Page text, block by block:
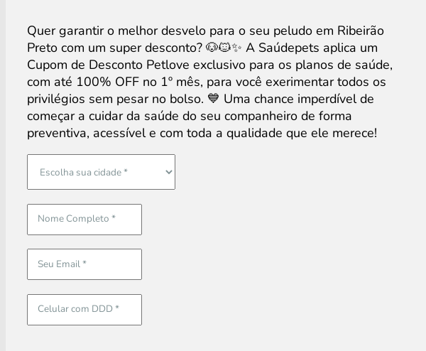
Quer garantir o melhor desvelo para o seu peludo em Ribeirão
Preto com um super desconto? 🐶🐱✨ A Saúdepets aplica um
Cupom de Desconto Petlove exclusivo para os planos de saúde,
com até 100% OFF no 1º mês, para você exerimentar todos os
privilégios sem pesar no bolso. 💙 Uma chance imperdível de
começar a cuidar da saúde do seu companheiro de forma
preventiva, acessível e com toda a qualidade que ele merece!